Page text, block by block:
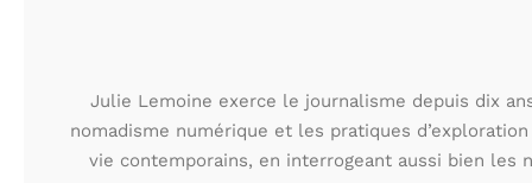
Julie Lemoine exerce le journalisme depuis dix
nomadisme numérique et les pratiques
vie contemporains, en interrogeant aussi bien